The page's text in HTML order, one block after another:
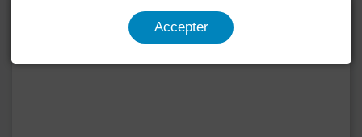
Accepter